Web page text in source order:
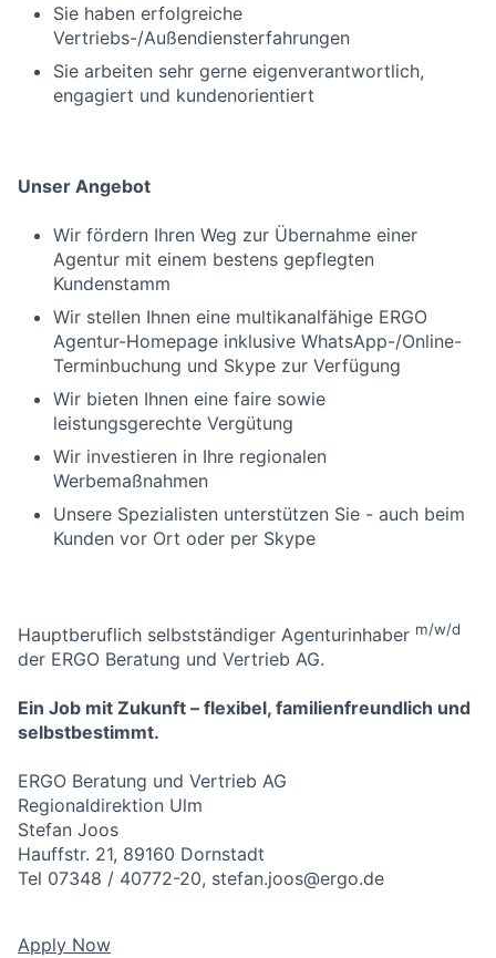
Sie haben erfolgreiche
Vertriebs-/Außendiensterfahrungen
Sie arbeiten sehr gerne eigenverantwortlich,
engagiert und kundenorientiert
Unser Angebot
Wir fördern Ihren Weg zur Übernahme einer
Agentur mit einem bestens gepflegten
Kundenstamm
Wir stellen Ihnen eine multikanalfähige ERGO
Agentur-Homepage inklusive WhatsApp-/Online-
Terminbuchung und Skype zur Verfügung
Wir bieten Ihnen eine faire sowie
leistungsgerechte Vergütung
Wir investieren in Ihre regionalen
Werbemaßnahmen
Unsere Spezialisten unterstützen Sie - auch beim
Kunden vor Ort oder per Skype
Hauptberuflich selbstständiger Agenturinhaber m/w/d
der ERGO Beratung und Vertrieb AG.
Ein Job mit Zukunft – flexibel, familienfreundlich und
selbstbestimmt.
ERGO Beratung und Vertrieb AG
Regionaldirektion Ulm
Stefan Joos
Hauffstr. 21, 89160 Dornstadt
Tel 07348 / 40772-20, stefan.joos@ergo.de
Apply Now